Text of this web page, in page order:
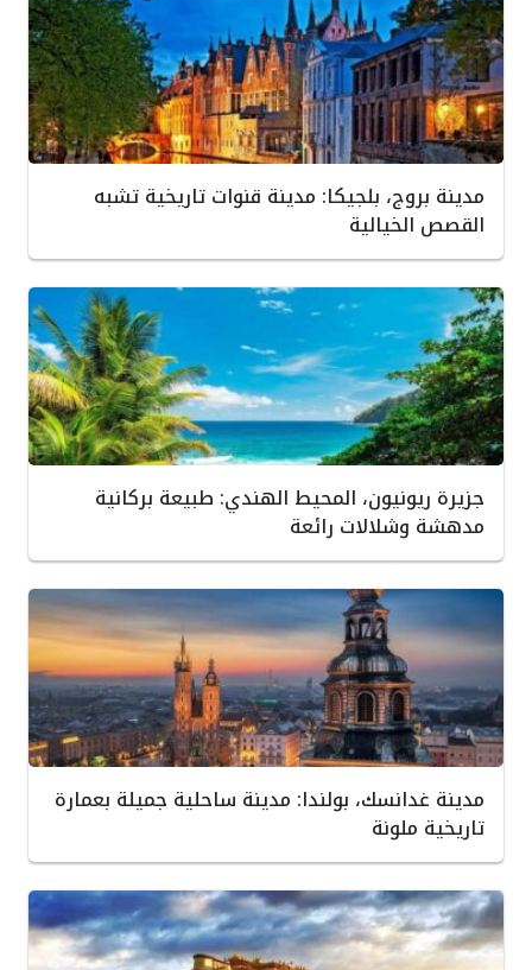
مدينة بروج، بلجيكا: مدينة قنوات تاريخية تشبه
القصص الخيالية
جزيرة ريونيون، المحيط الهندي: طبيعة بركانية
مدهشة وشلالات رائعة
مدينة غدانسك، بولندا: مدينة ساحلية جميلة بعمارة
تاريخية ملونة